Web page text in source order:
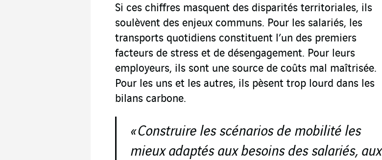
Si ces chiffres masquent des disparités territoriales, ils
soulèvent des enjeux communs. Pour les salariés, les
transports quotidiens constituent l’un des premiers
facteurs de stress et de désengagement. Pour leurs
employeurs, ils sont une source de coûts mal maîtrisée.
Pour les uns et les autres, ils pèsent trop lourd dans les
bilans carbone.
« Construire les scénarios de mobilité les
mieux adaptés aux besoins des salariés, aux